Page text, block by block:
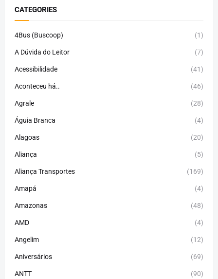
CATEGORIES
4Bus (Buscoop) (1)
A Dúvida do Leitor (7)
Acessibilidade (41)
Aconteceu há.. (46)
Agrale (28)
Águia Branca (4)
Alagoas (20)
Aliança (5)
Aliança Transportes (169)
Amapá (4)
Amazonas (48)
AMD (4)
Angelim (12)
Aniversários (69)
ANTT (90)